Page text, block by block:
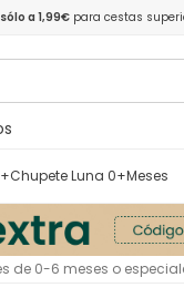
a 1,99€ para cestas
Luna 0+Meses
de 0-6 meses o